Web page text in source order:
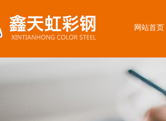
网站首页